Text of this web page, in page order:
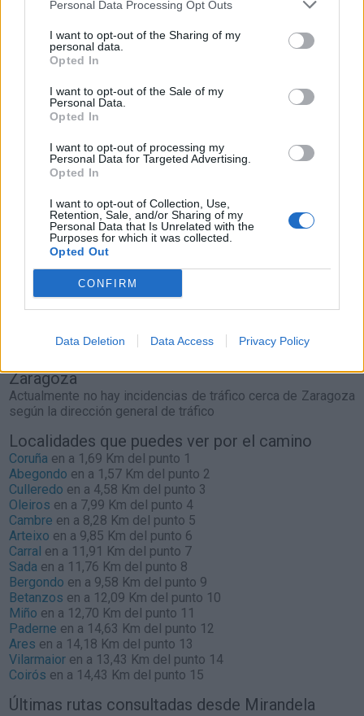
Personal Data Processing Opt Outs
I want to opt-out of the Sharing of my
personal data.
Opted In
I want to opt-out of the Sale of my
Personal Data.
Opted In
I want to opt-out of processing my
Personal Data for Targeted Advertising.
Opted In
I want to opt-out of Collection, Use,
Retention, Sale, and/or Sharing of my
Personal Data that Is Unrelated with the
Purposes for which it was collected.
Opted Out
CONFIRM
Data Deletion Data Access Privacy Policy
Tipo de
combustible
Precio
Gasolina 95
0,00€ 33l.-47 67l. - 0,00€
Gasolina 98 0,00€ 33l.-
0,00€
47
0,00€
67l.- 0,00€
0,00€
0,00€
Bio diesel 0,00€ 33l.-
0,00€
47 l.-
0,00€
67l.- 0,00€
Estado del tráfico e incidencias de la DGT en
Mirandela
Actualmente no hay incidencias de tráfico cerca de
Zaragoza
Actualmente no hay incidencias de tráfico cerca de Zaragoza
según la dirección general de tráfico
Localidades que puedes ver por el camino
Coruña en a 1,69 Km del punto 1
Abegondo en a 1,57 Km del punto 2
Culleredo en a 4,58 Km del punto 3
Oleiros en a 7,99 Km del punto 4
Cambre en a 8,28 Km del punto 5
Arteixo en a 9,85 Km del punto 6
Carral en a 11,91 Km del punto 7
Sada en a 11,76 Km del punto 8
Bergondo en a 9,58 Km del punto 9
Betanzos en a 12,09 Km del punto 10
Miño en a 12,70 Km del punto 11
Paderne en a 14,63 Km del punto 12
Ares en a 14,18 Km del punto 13
Vilarmaior en a 13,43 Km del punto 14
Coirós en a 14,43 Km del punto 15
Últimas rutas consultadas desde Mirandela